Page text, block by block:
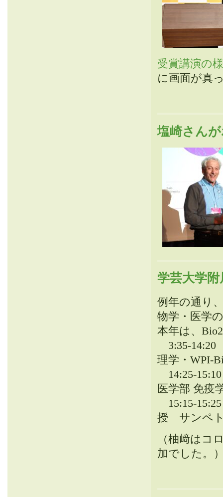
受賞講演の
に画面が真
塩崎さん
学芸大学
例年の通り
物学・医学
本年は、
3:35-
理学・WPI-
14:25-
医学部 免疫
15:15-
授 サンペ
（柚﨑はコ
加でした。